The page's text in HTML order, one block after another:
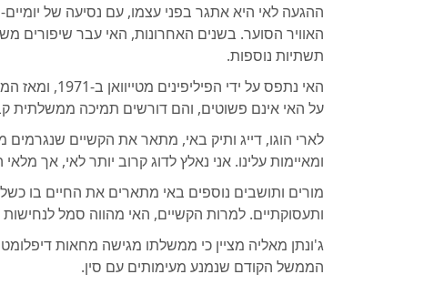
ההגעה לאי היא אתגר בפני עצמו, עם נסיעה של
האוויר הסוער. בשנים האחרונות, האי עבר שיפורים
תשתיות נוספות.
האי נתפס על
על האי אינם פשוטים, והם דורשים תמיכה ממשלתית
לארי הוגו, דייג ותיק באי, מתאר את הקשיים
ומאיימות עלינו. אני נאלץ לדוג קרוב יותר לאי, אך מלאי
מורים ותושבים נוספים באי מתארים את החיים בו
ותעסוקתיים. למרות הקשיים, האי מהווה סמל
ג'ונתן מאליה מציין כי ממשלתו מגישה מחאות
הממשל הקודם שנמנע מעימותים עם סין.